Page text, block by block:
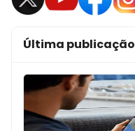
Última publicação